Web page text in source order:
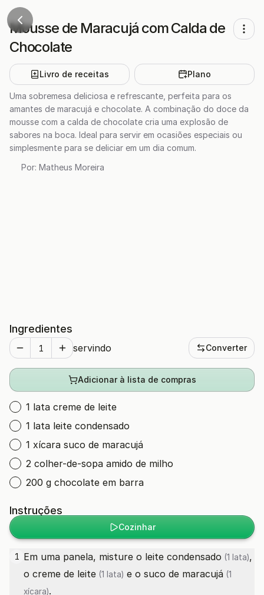
Mousse de Maracujá com Calda de
Chocolate
Livro de receitas Plano
Uma sobremesa deliciosa e refrescante, perfeita para os
amantes de maracujá e chocolate. A combinação do doce da
mousse com a calda de chocolate cria uma explosão de
sabores na boca. Ideal para servir em ocasiões especiais ou
simplesmente para se deliciar em um dia comum.
Por: Matheus Moreira
Ingredientes
servindo Converter
Adicionar à lista de compras
1 lata creme de leite
1 lata leite condensado
1 xícara suco de maracujá
2 colher-de-sopa amido de milho
200 g chocolate em barra
Instruções
Cozinhar
1 Em uma panela, misture o leite condensado (1 lata),
o creme de leite (1 lata) e o suco de maracujá (1
xícara).